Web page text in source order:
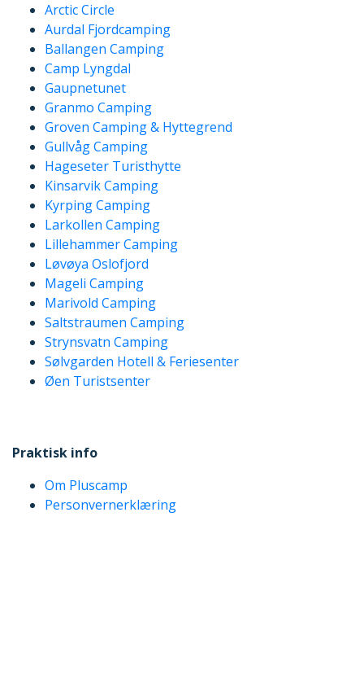
Arctic Circle
Aurdal Fjordcamping
Ballangen Camping
Camp Lyngdal
Gaupnetunet
Granmo Camping
Groven Camping & Hyttegrend
Gullvåg Camping
Hageseter Turisthytte
Kinsarvik Camping
Kyrping Camping
Larkollen Camping
Lillehammer Camping
Løvøya Oslofjord
Mageli Camping
Marivold Camping
Saltstraumen Camping
Strynsvatn Camping
Sølvgarden Hotell & Feriesenter
Øen Turistsenter
Praktisk info
Om Pluscamp
Personvernerklæring